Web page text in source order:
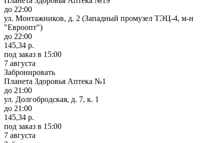
до 22:00
ул. Монтажников, д. 2 (Западный промузел ТЭЦ-4, м-н
"Евроопт")
до 22:00
145,34 р.
под заказ в 15:00
7 августа
Забронировать
Планета Здоровья Аптека №1
до 21:00
ул. Долгобродская, д. 7, к. 1
до 21:00
145,34 р.
под заказ в 15:00
7 августа